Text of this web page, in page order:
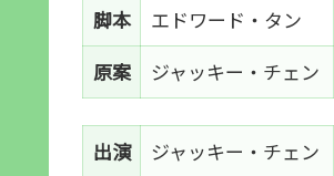
脚本
エドワード・タン
原案
ジャッキー・チェン
出演
ジャッキー・チェン